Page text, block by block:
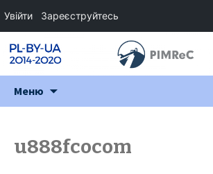
Меню
u888fcocom
Увійти Зареєструйтесь